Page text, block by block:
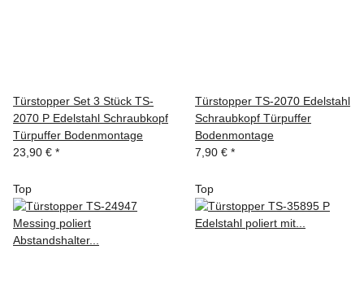
Türstopper Set 3 Stück TS-
2070 P Edelstahl Schraubkopf
Türpuffer Bodenmontage
23,90 € *
Türstopper TS-2070 Edelstahl
Schraubkopf Türpuffer
Bodenmontage
7,90 € *
Top Top